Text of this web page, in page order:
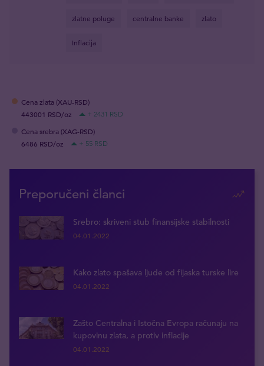
zlatne poluge centralne banke zlato
Inflacija
Cena zlata (XAU-RSD)
443001 RSD/oz
+ 2431 RSD
Cena srebra (XAG-RSD)
6486 RSD/oz
+ 55 RSD
Preporučeni članci
Srebro: skriveni stub finansijske stabilnosti
04.01.2022
Kako zlato spašava ljude od fijaska turske lire
04.01.2022
Zašto Centralna i Istočna Evropa računaju na
kupovinu zlata, a protiv inflacije
04.01.2022